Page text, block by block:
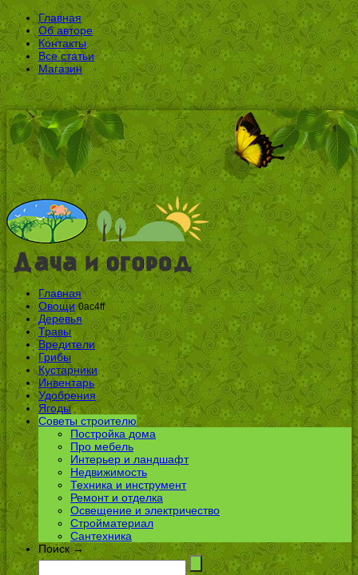
Главная
Об авторе
Контакты
Все статьи
Магазин
Главная
Овощи 0ac4ff
Деревья
Травы
Вредители
Грибы
Кустарники
Инвентарь
Удобрения
Ягоды
Советы строителю
Постройка дома
Про мебель
Интерьер и ландшафт
Недвижимость
Техника и инструмент
Ремонт и отделка
Освещение и электричество
Стройматериал
Сантехника
Поиск →